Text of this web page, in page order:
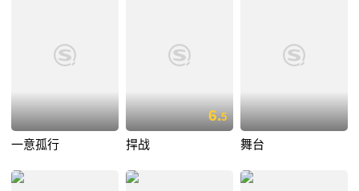
一意孤行
6.5
捍战 舞台